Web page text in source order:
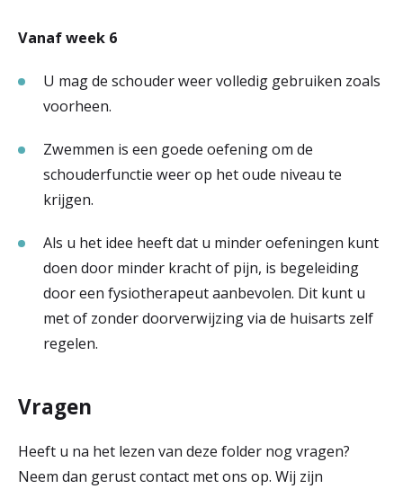
Vanaf week 6
U mag de schouder weer volledig gebruiken zoals
voorheen.
Zwemmen is een goede oefening om de
schouderfunctie weer op het oude niveau te
krijgen.
Als u het idee heeft dat u minder oefeningen kunt
doen door minder kracht of pijn, is begeleiding
door een fysiotherapeut aanbevolen. Dit kunt u
met of zonder doorverwijzing via de huisarts zelf
regelen.
Vragen
Heeft u na het lezen van deze folder nog vragen?
Neem dan gerust contact met ons op. Wij zijn